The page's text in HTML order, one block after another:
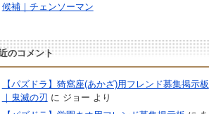
候補｜チェンソーマン
のコメント
【パズドラ】猗窩座(あかざ)用フレンド募集掲示板
｜鬼滅の刃 に ジョー より